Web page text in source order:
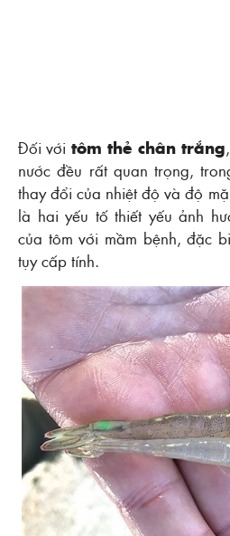
Đối với tôm thẻ chân trắng
nước đều rất quan trọng,
thay đổi của nhiệt độ và độ
là hai yếu tố thiết yếu ảnh
của tôm với mầm bệnh, đặc
tụy cấp tính.